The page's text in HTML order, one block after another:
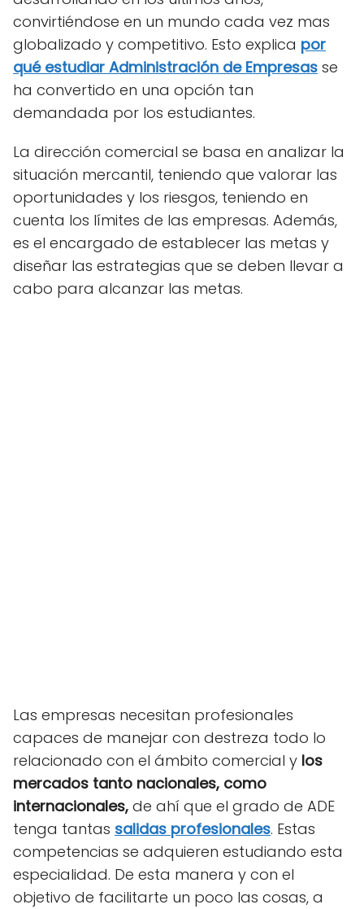
convirtiéndose en un mundo cada vez mas
globalizado y competitivo. Esto explica por
qué estudiar Administración de Empresas se
ha convertido en una opción tan
demandada por los estudiantes.
La dirección comercial se basa en analizar la
situación mercantil, teniendo que valorar las
oportunidades y los riesgos, teniendo en
cuenta los límites de las empresas. Además,
es el encargado de establecer las metas y
diseñar las estrategias que se deben llevar a
cabo para alcanzar las metas.
Las empresas necesitan profesionales
capaces de manejar con destreza todo lo
relacionado con el ámbito comercial y los
mercados tanto nacionales, como
internacionales, de ahí que el grado de ADE
tenga tantas salidas profesionales. Estas
competencias se adquieren estudiando esta
especialidad. De esta manera y con el
objetivo de facilitarte un poco las cosas, a